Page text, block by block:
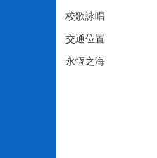
校歌詠唱
交通位置
永恆之海